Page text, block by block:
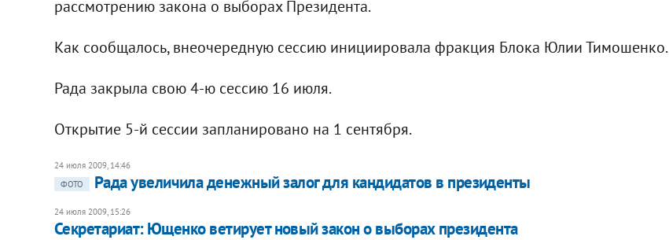
рассмотрению закона о выборах Президента.
Как сообщалось, внеочередную сессию инициировала фракция Блока Юлии Тимошенко.
Рада закрыла свою 4-ю сессию 16 июля.
Открытие 5-й сессии запланировано на 1 сентября.
24 июля 2009, 14:46
ФОТО
Рада увеличила денежный залог для кандидатов в президенты
24 июля 2009, 15:26
Секретариат: Ющенко ветирует новый закон о выборах президента